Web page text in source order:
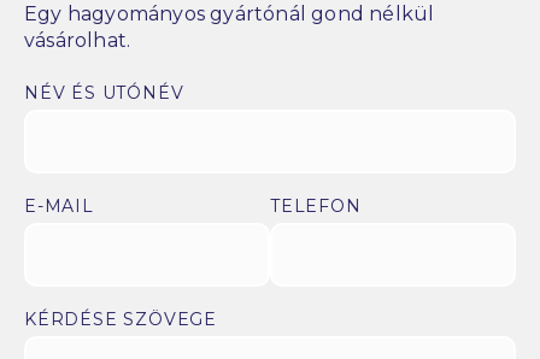
Egy hagyományos gyártónál gond nélkül
vásárolhat.
NÉV ÉS UTÓNÉV
E-MAIL TELEFON
KÉRDÉSE SZÖVEGE